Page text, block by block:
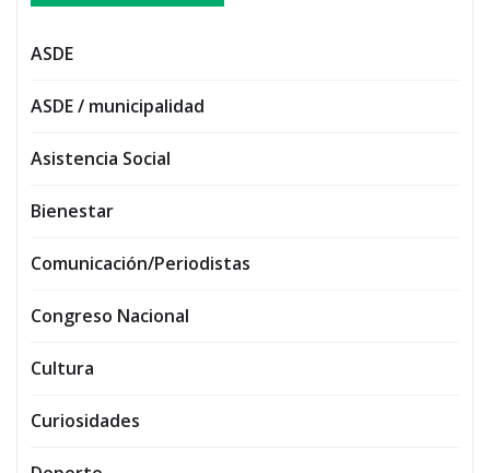
ASDE
ASDE / municipalidad
Asistencia Social
Bienestar
Comunicación/Periodistas
Congreso Nacional
Cultura
Curiosidades